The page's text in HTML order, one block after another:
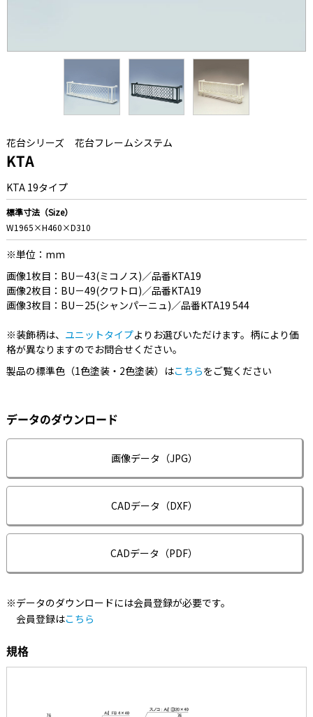
花台シリーズ 花台フレームシステム
KTA
KTA 19タイプ
標準寸法（Size）
W1965×H460×D310
※単位：mm
画像1枚目：BU－43(ミコノス)／品番KTA19
画像2枚目：BU－49(クワトロ)／品番KTA19
画像3枚目：BU－25(シャンパーニュ)／品番KTA19 544
※装飾柄は、 ユニットタイプよりお選びいただけます。柄により価
格が異なりますのでお問合せください。
製品の標準色（1色塗装・2色塗装）はこちらをご覧ください
データのダウンロード
画像データ（JPG）
CADデータ（DXF）
CADデータ（PDF）
※データのダウンロードには会員登録が必要です。
会員登録はこちら
規格